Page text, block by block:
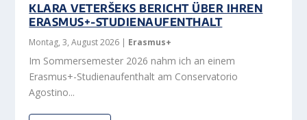
KLARA VETERŠEKS BERICHT ÜBER IHREN
ERASMUS+-STUDIENAUFENTHALT
Montag, 3, August 2026 | Erasmus+
Im Sommersemester 2026 nahm ich an einem
Erasmus+-Studienaufenthalt am Conservatorio
Agostino...